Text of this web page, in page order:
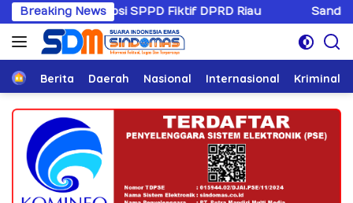
Langsung
ke
konten
Breaking News
Korupsi SPPD Fiktif DPRD Riau Sandiwaranya
HomeBerita Daerah Nasional Internasional Kriminal